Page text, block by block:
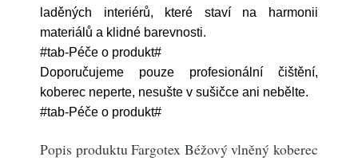
laděných interiérů, které staví na harmonii
materiálů a klidné barevnosti.
#tab-Péče o produkt#
Doporučujeme pouze profesionální čištění,
koberec neperte, nesušte v sušičce ani nebělte.
#tab-Péče o produkt#
Popis produktu Fargotex Béžový vlněný koberec